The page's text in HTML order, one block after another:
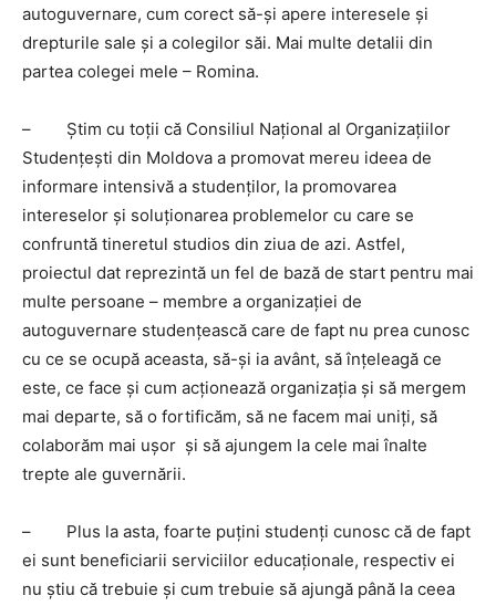
autoguvernare, cum corect să-și apere interesele și
drepturile sale și a colegilor săi. Mai multe detalii din
partea colegei mele – Romina.
– Știm cu toții că Consiliul Național al Organizațiilor
Studențești din Moldova a promovat mereu ideea de
informare intensivă a studenților, la promovarea
intereselor și soluționarea problemelor cu care se
confruntă tineretul studios din ziua de azi. Astfel,
proiectul dat reprezintă un fel de bază de start pentru mai
multe persoane – membre a organizației de
autoguvernare studențească care de fapt nu prea cunosc
cu ce se ocupă aceasta, să-și ia avânt, să înțeleagă ce
este, ce face și cum acționează organizația și să mergem
mai departe, să o fortificăm, să ne facem mai uniți, să
colaborăm mai ușor și să ajungem la cele mai înalte
trepte ale guvernării.
– Plus la asta, foarte puțini studenți cunosc că de fapt
ei sunt beneficiarii serviciilor educaționale, respectiv ei
nu știu că trebuie și cum trebuie să ajungă până la ceea